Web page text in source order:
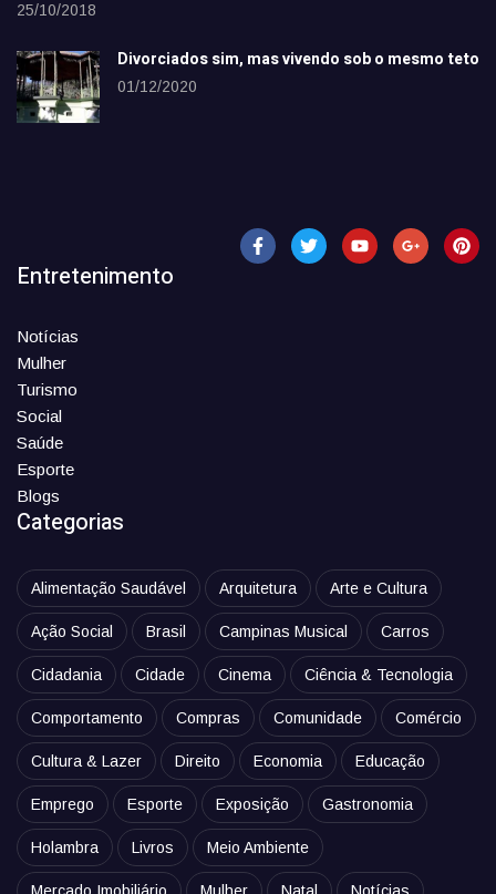
25/10/2018
Divorciados sim, mas vivendo sob o mesmo teto
01/12/2020
Entretenimento
Notícias
Mulher
Turismo
Social
Saúde
Esporte
Blogs
Categorias
Alimentação Saudável Arquitetura Arte e Cultura
Ação Social Brasil Campinas Musical Carros
Cidadania Cidade Cinema Ciência & Tecnologia
Comportamento Compras Comunidade Comércio
Cultura & Lazer Direito Economia Educação
Emprego Esporte Exposição Gastronomia
Holambra Livros Meio Ambiente